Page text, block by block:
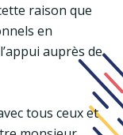
raison que
en
auprès de
tous ceux et